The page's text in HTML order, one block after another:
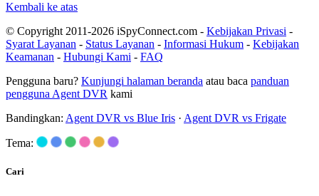
Kembali ke atas
© Copyright 2011-2026 iSpyConnect.com - Kebijakan Privasi -
Syarat Layanan - Status Layanan - Informasi Hukum - Kebijakan
Keamanan - Hubungi Kami - FAQ
Pengguna baru? Kunjungi halaman beranda atau baca panduan
pengguna Agent DVR kami
Bandingkan: Agent DVR vs Blue Iris · Agent DVR vs Frigate
Tema:
Cari